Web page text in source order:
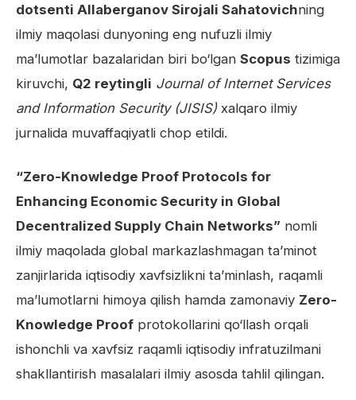
dotsenti Allaberganov Sirojali Sahatovichning
ilmiy maqolasi dunyoning eng nufuzli ilmiy
ma’lumotlar bazalaridan biri bo‘lgan Scopus tizimiga
kiruvchi, Q2 reytingli Journal of Internet Services
and Information Security (JISIS)xalqaro ilmiy
jurnalida muvaffaqiyatli chop etildi.
“Zero-Knowledge Proof Protocols for
Enhancing Economic Security in Global
Decentralized Supply Chain Networks” nomli
ilmiy maqolada global markazlashmagan ta’minot
zanjirlarida iqtisodiy xavfsizlikni ta’minlash, raqamli
ma’lumotlarni himoya qilish hamda zamonaviy Zero-
Knowledge Proof protokollarini qo‘llash orqali
ishonchli va xavfsiz raqamli iqtisodiy infratuzilmani
shakllantirish masalalari ilmiy asosda tahlil qilingan.